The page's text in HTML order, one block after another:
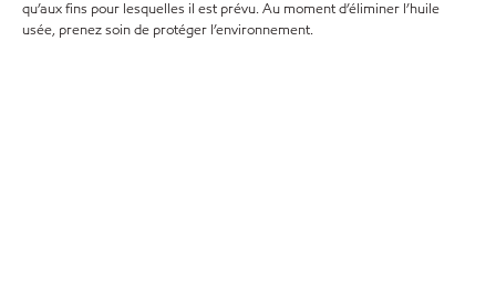
qu’aux fins pour lesquelles il est prévu. Au moment d’éliminer l’huile
usée, prenez soin de protéger l’environnement.